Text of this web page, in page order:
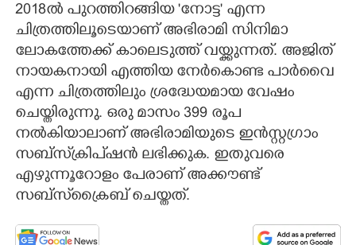
2018ൽ പുറത്തിറങ്ങിയ 'നോട്ട' എന്ന
ചിത്രത്തിലൂടെയാണ് അഭിരാമി സിനിമാ
ലോകത്തേക്ക് കാലെടുത്ത് വയ്ക്കുന്നത്. അജിത്
നായകനായി എത്തിയ നേർകൊണ്ട പാർവൈ
എന്ന ചിത്രത്തിലും ശ്രദ്ധേയമായ വേഷം
ചെയ്തിരുന്നു. ഒരു മാസം 399 രൂപ
നൽകിയാലാണ് അഭിരാമിയുടെ ഇൻസ്റ്റഗ്രാം
സബ്സ്‌ക്രിപ്ഷൻ ലഭിക്കുക. ഇതുവരെ
എഴുന്നൂറോളം പേരാണ് അക്കൗണ്ട്
സബ്സ്‌ക്രൈബ് ചെയ്തത്.